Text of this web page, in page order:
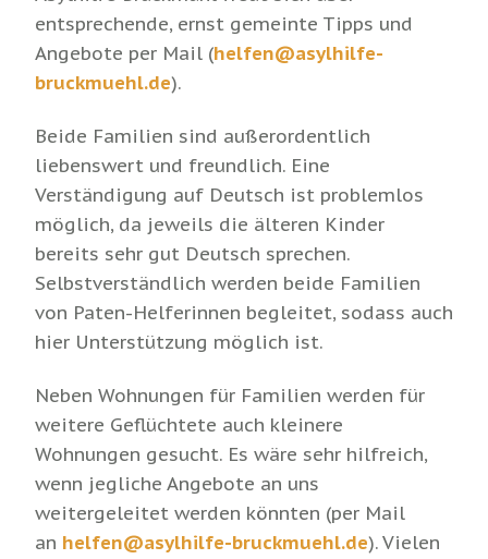
entsprechende, ernst gemeinte Tipps und
Angebote per Mail (helfen@asylhilfe-
bruckmuehl.de).
Beide Familien sind außerordentlich
liebenswert und freundlich. Eine
Verständigung auf Deutsch ist problemlos
möglich, da jeweils die älteren Kinder
bereits sehr gut Deutsch sprechen.
Selbstverständlich werden beide Familien
von Paten-Helferinnen begleitet, sodass auch
hier Unterstützung möglich ist.
Neben Wohnungen für Familien werden für
weitere Geflüchtete auch kleinere
Wohnungen gesucht. Es wäre sehr hilfreich,
wenn jegliche Angebote an uns
weitergeleitet werden könnten (per Mail
an helfen@asylhilfe-bruckmuehl.de). Vielen